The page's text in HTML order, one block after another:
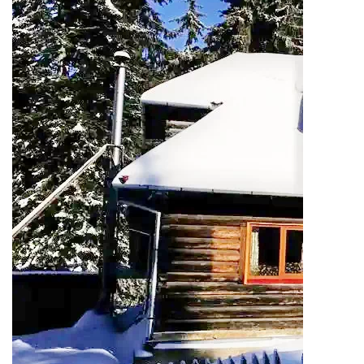
pereți stâncoși, ideal pentru
speologi și drumeți. De aici pornesc
numeroase trasee către Cheile
Galbenei și alte formațiuni carstice.
Valea Boga și afluenții săi Valea
principală și afluenții – inclusiv Valea
Oșelu, Valea Bulbuci și Valea Rea –
formează cascade și chei
spectaculoase pe parcursul traseelor
marcate. Cascada Oșelu și Cascada
Bulbuci Cascada Bulbuci, de exemplu,
este o secvență de cascade de până
la ~40 m înălțime în total, accesibilă
printr-o drumeție prin pădure marcă
turistică. Puncte de belvedere
Punctele denominative „Czaran” sau
„Boga” oferă panorame
impresionante asupra văii și
împrejurimilor. Activități și
experiențe • Drumeții marcate pe